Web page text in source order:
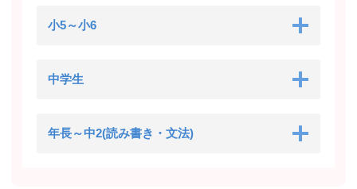
小5～小6
中学生
年長～中2(読み書き・文法)